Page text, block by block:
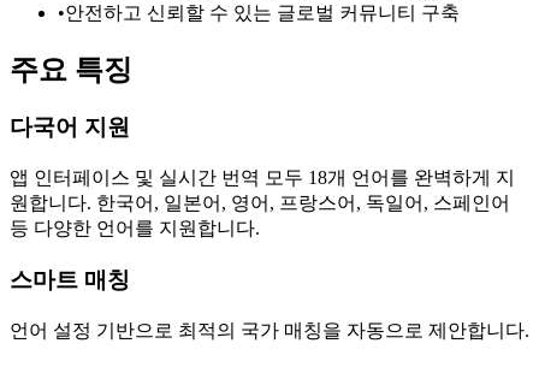
•안전하고 신뢰할 수 있는 글로벌 커뮤니티 구축
주요 특징
다국어 지원
앱 인터페이스 및 실시간 번역 모두 18개 언어를 완벽하게 지
원합니다. 한국어, 일본어, 영어, 프랑스어, 독일어, 스페인어
등 다양한 언어를 지원합니다.
스마트 매칭
언어 설정 기반으로 최적의 국가 매칭을 자동으로 제안합니다.